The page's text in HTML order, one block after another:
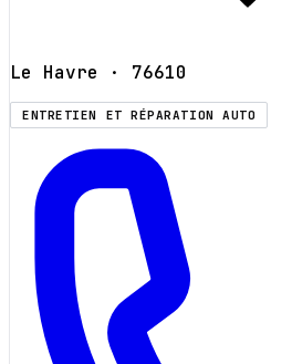
Le Havre · 76610
ENTRETIEN ET RÉPARATION AUTO